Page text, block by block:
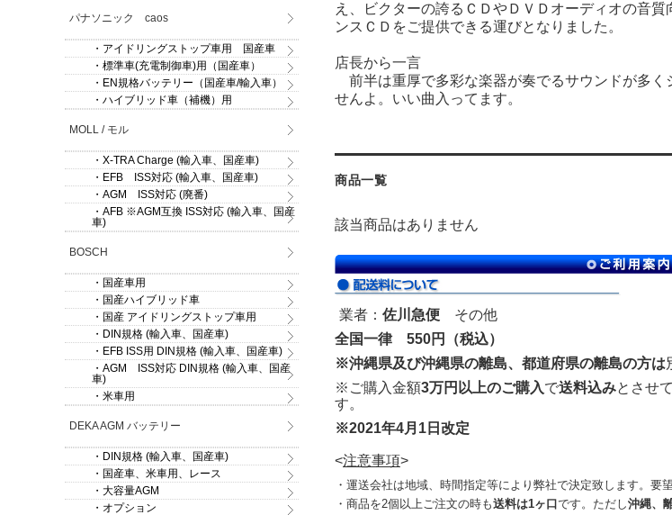
え、ビクターの誇るＣＤやＤＶＤオーディオの音
ンスＣＤをご提供できる運びとなりました。
店長から一言
前半は重厚で多彩な楽器が奏でるサウンドが多く
せんよ。いい曲入ってます。
商品一覧
該当商品はありません
業者： 佐川急便 その他
全国一律 550円（税込）
※沖縄県及び沖縄県の離島、都道府県の離島の方は
※ご購入金額3万円以上のご購入で送料込みとさせ
す。
※2021年4月1日改定
<注意事項>
・運送会社は地域、時間指定等により弊社で決定致します。要
・商品を2個以上ご注文の時も送料は1ヶ口です。ただし沖縄、
パナソニック caos
・アイドリングストップ車用 国産車
・標準車(充電制御車)用（国産車）
・EN規格バッテリー（国産車/輸入車）
・ハイブリッド車（補機）用
MOLL / モル
・X-TRA Charge (輸入車、国産車)
・EFB ISS対応 (輸入車、国産車)
・AGM ISS対応 (廃番)
・AFB ※AGM互換 ISS対応 (輸入車、国産
車)
BOSCH
・国産車用
・国産ハイブリッド車
・国産 アイドリングストップ車用
・DIN規格 (輸入車、国産車)
・EFB ISS用 DIN規格 (輸入車、国産車)
・AGM ISS対応 DIN規格 (輸入車、国産
車)
・米車用
DEKA AGM バッテリー
・DIN規格 (輸入車、国産車)
・国産車、米車用、レース
・大容量AGM
・オプション